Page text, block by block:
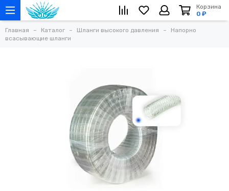
Корзина
0 ₽
Главная Каталог Шланги высокого давления
Напорно
всасывающие шланги